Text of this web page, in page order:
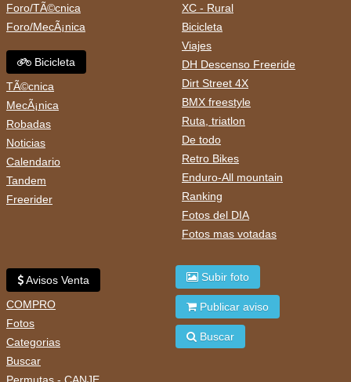
Foro/TÃ©cnica
Foro/MecÃ¡nica
Bicicleta
TÃ©cnica
MecÃ¡nica
Robadas
Noticias
Calendario
Tandem
Freerider
XC - Rural
Bicicleta
Viajes
DH Descenso Freeride
Dirt Street 4X
BMX freestyle
Ruta, triatlon
De todo
Retro Bikes
Enduro-All mountain
Ranking
Fotos del DIA
Fotos mas votadas
Avisos Venta
COMPRO
Fotos
Categorias
Buscar
Permutas - CANJE
Subir foto
Publicar aviso
Buscar